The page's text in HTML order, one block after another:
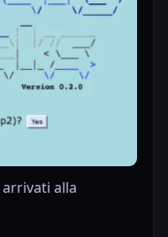
arrivati alla